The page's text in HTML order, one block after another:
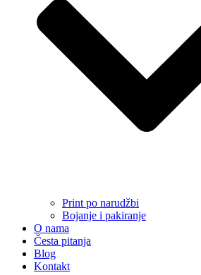
Print po narudžbi
Bojanje i pakiranje
O nama
Česta pitanja
Blog
Kontakt